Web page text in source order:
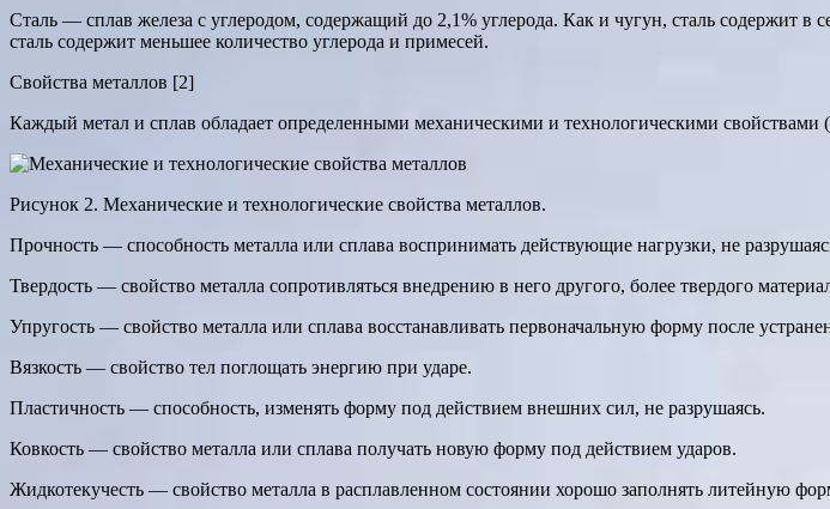
Сталь — сплав железа с углеродом, содержащий до 2,1% углерода. Как и чугун, сталь содержит
сталь содержит меньшее количество углерода и примесей.
Свойства металлов [2]
Каждый метал и сплав обладает определенными механическими и технологическими свойствами
Рисунок 2. Механические и технологические свойства металлов.
Прочность — способность металла или сплава воспринимать действующие нагрузки, не
Твердость — свойство металла сопротивляться внедрению в него другого, более твердого
Упругость — свойство металла или сплава восстанавливать первоначальную форму после
Вязкость — свойство тел поглощать энергию при ударе.
Пластичность — способность, изменять форму под действием внешних сил, не разрушаясь.
Ковкость — свойство металла или сплава получать новую форму под действием ударов.
Жидкотекучесть — свойство металла в расплавленном состоянии хорошо заполнять литейную